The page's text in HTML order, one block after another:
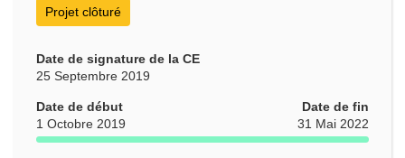
Projet clôturé
Date de signature de la CE
25 Septembre 2019
Date de début
1 Octobre 2019
Date de fin
31 Mai 2022